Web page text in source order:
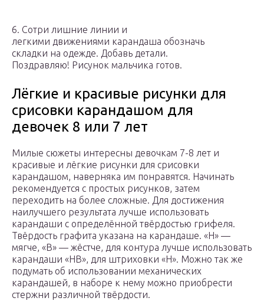
6. Сотри лишние линии и
легкими движениями карандаша обозначь
складки на одежде. Добавь детали.
Поздравляю! Рисунок мальчика готов.
Лёгкие и красивые рисунки для
срисовки карандашом для
девочек 8 или 7 лет
Милые сюжеты интересны девочкам 7-8 лет и
красивые и лёгкие рисунки для срисовки
карандашом, наверняка им понравятся. Начинать
рекомендуется с простых рисунков, затем
переходить на более сложные. Для достижения
наилучшего результата лучше использовать
карандаши с определённой твёрдостью грифеля.
Твёрдость графита указана на карандаше. «H» —
мягче, «B» — жёстче, для контура лучше использовать
карандаши «HB», для штриховки «H». Можно так же
подумать об использовании механических
карандашей, в наборе к нему можно приобрести
стержни различной твёрдости.